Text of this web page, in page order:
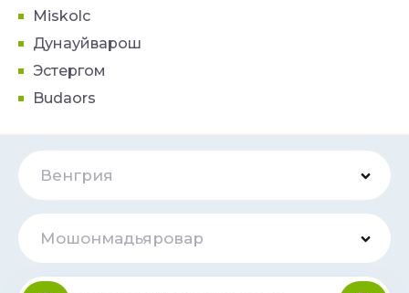
Miskolc
Дунауйварош
Эстергом
Budaors
Венгрия
Мошонмадьяровар